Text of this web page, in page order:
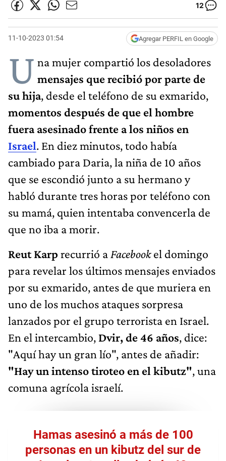
12
11-10-2023 01:54 Agregar PERFIL en Google
U na mujer compartió los desoladores
mensajes que recibió por parte de
su hija, desde el teléfono de su exmarido,
momentos después de que el hombre
fuera asesinado frente a los niños en
Israel. En diez minutos, todo había
cambiado para Daria, la niña de 10 años
que se escondió junto a su hermano y
habló durante tres horas por teléfono con
su mamá, quien intentaba convencerla de
que no iba a morir.
Reut Karp recurrió a Facebookel domingo
para revelar los últimos mensajes enviados
por su exmarido, antes de que muriera en
uno de los muchos ataques sorpresa
lanzados por el grupo terrorista en Israel.
En el intercambio, Dvir, de 46 años, dice:
"Aquí hay un gran lío", antes de añadir:
"Hay un intenso tiroteo en el kibutz", una
comuna agrícola israelí.
Hamas asesinó a más de 100
personas en un kibutz del sur de